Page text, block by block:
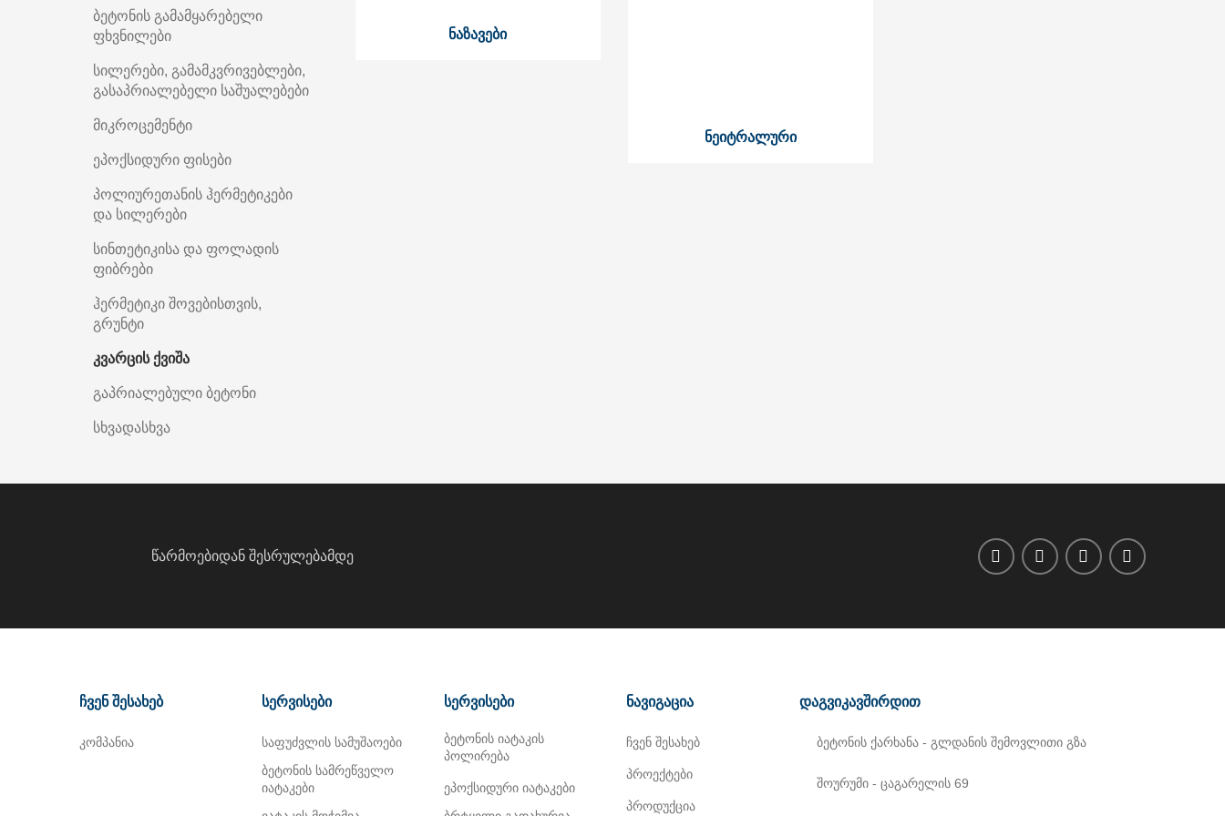
ბეტონის გამამყარებელი
ფხვნილები
სილერები, გამამკვრივებლები,
გასაპრიალებელი საშუალებები
მიკროცემენტი
ეპოქსიდური ფისები
პოლიურეთანის ჰერმეტიკები
და სილერები
სინთეტიკისა და ფოლადის
ფიბრები
ჰერმეტიკი შოვებისთვის,
გრუნტი
კვარცის ქვიშა
გაპრიალებული ბეტონი
სხვადასხვა
ნაზავები
ნეიტრალური
წარმოებიდან შესრულებამდე
ჩვენ შესახებ
კომპანია
სერვისები
საფუძვლის სამუშაოები
ბეტონის სამრეწველო
იატაკები
სერვისები
ბეტონის იატაკის
პოლირება
ეპოქსიდური იატაკები
ნავიგაცია
ჩვენ შესახებ
პროექტები
პროდუქცია
დაგვიკავშირდით
ბეტონის ქარხანა - გლდანის შემოვლითი გზა
შოურუმი - ცაგარელის 69